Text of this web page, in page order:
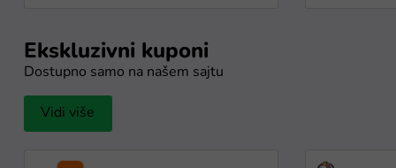
Ekskluzivni kuponi
Dostupno samo na našem sajtu
Vidi više